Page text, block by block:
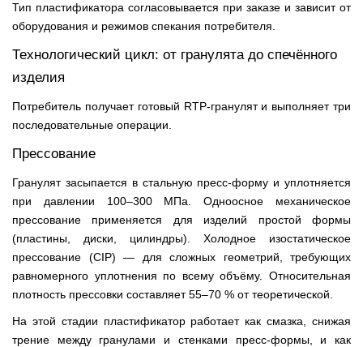
Тип пластификатора согласовывается при заказе и зависит от
оборудования и режимов спекания потребителя.
Технологический цикл: от гранулята до спечённого
изделия
Потребитель получает готовый RTP-гранулят и выполняет три
последовательные операции.
Прессование
Гранулят засыпается в стальную пресс-форму и уплотняется
при давлении 100–300 МПа. Одноосное механическое
прессование применяется для изделий простой формы
(пластины, диски, цилиндры). Холодное изостатическое
прессование (CIP) — для сложных геометрий, требующих
равномерного уплотнения по всему объёму. Относительная
плотность прессовки составляет 55–70 % от теоретической.
На этой стадии пластификатор работает как смазка, снижая
трение между гранулами и стенками пресс-формы, и как